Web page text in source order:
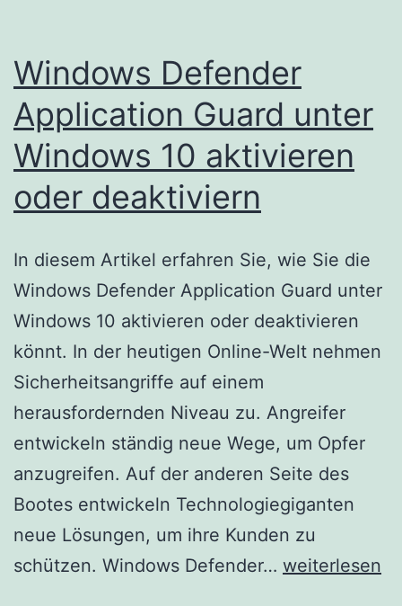
Windows Defender
Application Guard unter
Windows 10 aktivieren
oder deaktiviern
In diesem Artikel erfahren Sie, wie Sie die
Windows Defender Application Guard unter
Windows 10 aktivieren oder deaktivieren
könnt. In der heutigen Online-Welt nehmen
Sicherheitsangriffe auf einem
herausfordernden Niveau zu. Angreifer
entwickeln ständig neue Wege, um Opfer
anzugreifen. Auf der anderen Seite des
Bootes entwickeln Technologiegiganten
neue Lösungen, um ihre Kunden zu
schützen. Windows Defender… Windows
weiterlesen